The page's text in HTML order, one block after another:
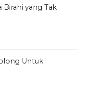
Birahi yang Tak
Untuk